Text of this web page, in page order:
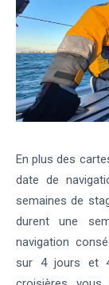
En plus des
date de
semaines de
durent une
navigation
sur 4 jours et